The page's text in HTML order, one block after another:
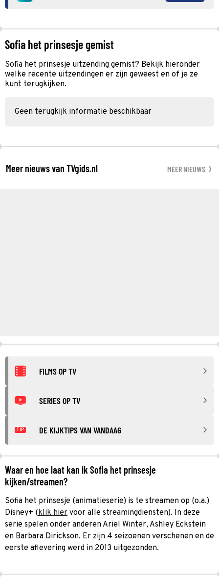
Sofia het prinsesje gemist
Sofia het prinsesje uitzending gemist? Bekijk hieronder
welke recente uitzendingen er zijn geweest en of je ze
kunt terugkijken.
Geen terugkijk informatie beschikbaar
Meer nieuws van TVgids.nl MEER NIEUWS
FILMS OP TV
SERIES OP TV
TIP DE KIJKTIPS VAN VANDAAG
Waar en hoe laat kan ik Sofia het prinsesje
kijken/streamen?
Sofia het prinsesje (animatieserie) is te streamen op (o.a.)
Disney+ (klik hier voor alle streamingdiensten). In deze
serie spelen onder anderen Ariel Winter, Ashley Eckstein
en Barbara Dirickson. Er zijn 4 seizoenen verschenen en de
eerste aflevering werd in 2013 uitgezonden.